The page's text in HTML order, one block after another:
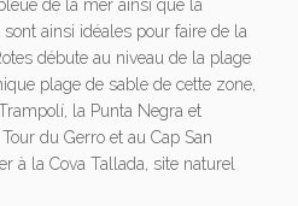
de la mer ainsi que la
sont ainsi idéales pour faire de la
débute au niveau de la plage
plage de sable de cette zone,
la Punta Negra et
du Gerro et au Cap San
à la Cova Tallada, site naturel